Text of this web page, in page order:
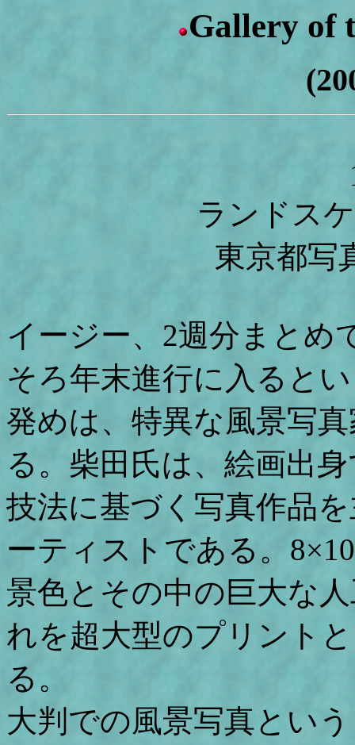
Gallery of
ランドス
東京都写
イージー、2週分まとめ
そろ年末進行に入ると
発めは、特異な風景写
る。柴田氏は、絵画出
技法に基づく写真作品
ーティストである。
景色とその中の巨大な
れを超大型のプリント
る。
大判での風景写真とい